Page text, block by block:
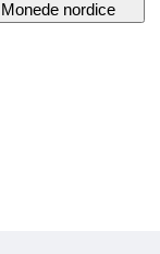
Monede nordice